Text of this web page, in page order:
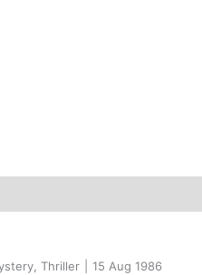
Thriller 15 Aug 1986